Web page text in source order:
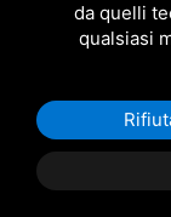
EMI RUBINETTERIE
QUESTO SITO È
da quelli
qualsiasi